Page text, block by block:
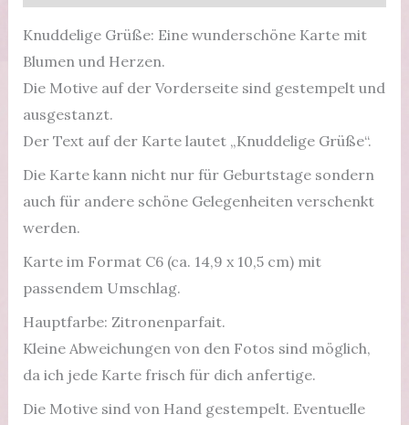
Knuddelige Grüße: Eine wunderschöne Karte mit
Blumen und Herzen.
Die Motive auf der Vorderseite sind gestempelt und
ausgestanzt.
Der Text auf der Karte lautet „Knuddelige Grüße“.
Die Karte kann nicht nur für Geburtstage sondern
auch für andere schöne Gelegenheiten verschenkt
werden.
Karte im Format C6 (ca. 14,9 x 10,5 cm) mit
passendem Umschlag.
Hauptfarbe: Zitronenparfait.
Kleine Abweichungen von den Fotos sind möglich,
da ich jede Karte frisch für dich anfertige.
Die Motive sind von Hand gestempelt. Eventuelle